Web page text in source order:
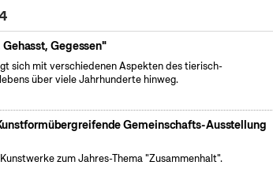
Gegessen"
sich mit verschiedenen Aspekten des tierisch-
über viele Jahrhunderte hinweg.
Gemeinschafts-Ausstellung
zum Jahres-Thema "Zusammenhalt".